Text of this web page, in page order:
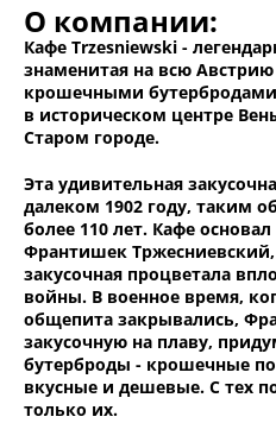
О компании:
Кафе Trzesniewski -
знаменитая на всю
крошечными
в историческом центре
Старом городе.
Эта удивительная
далеком 1902 году, таким
более 110 лет. Кафе
Франтишек
закусочная процветала
войны. В военное время,
общепита закрывались,
закусочную на плаву,
бутерброды - крошечные
вкусные и дешевые. С тех
только их.